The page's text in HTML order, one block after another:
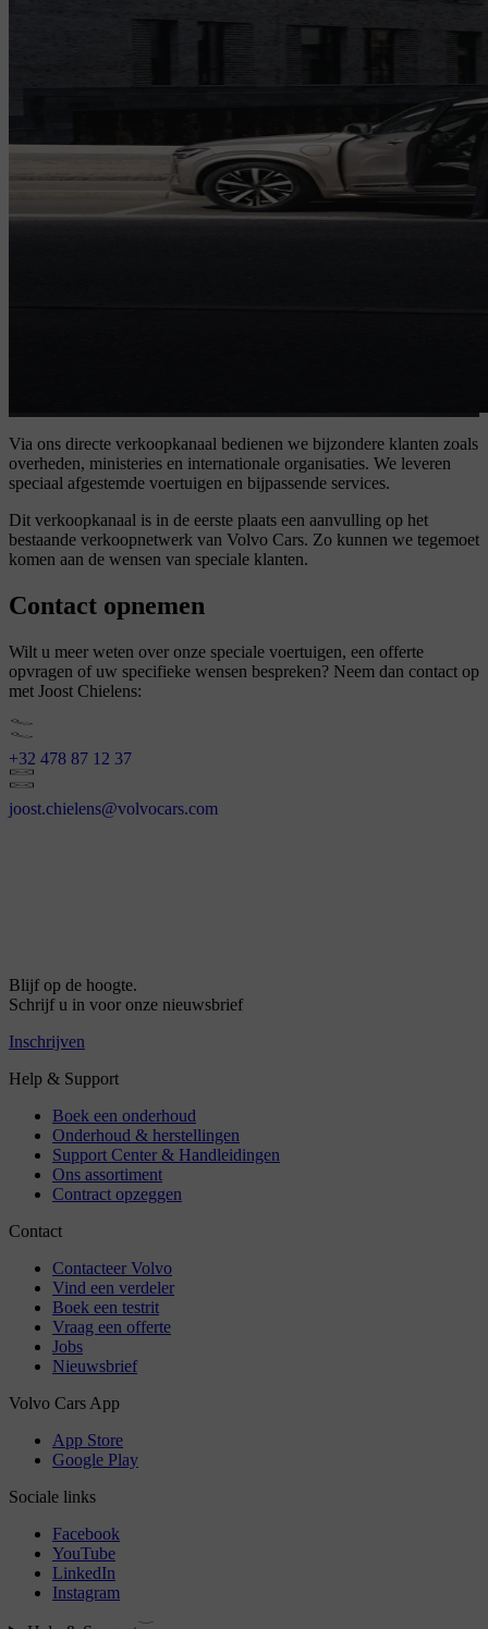
Via ons directe verkoopkanaal bedienen we bijzondere klanten zoals
overheden, ministeries en internationale organisaties. We leveren
speciaal afgestemde voertuigen en bijpassende services.
Dit verkoopkanaal is in de eerste plaats een aanvulling op het
bestaande verkoopnetwerk van Volvo Cars. Zo kunnen we tegemoet
komen aan de wensen van speciale klanten.
Contact opnemen
Wilt u meer weten over onze speciale voertuigen, een offerte
opvragen of uw specifieke wensen bespreken? Neem dan contact op
met Joost Chielens:
+32 478 87 12 37
joost.chielens@volvocars.com